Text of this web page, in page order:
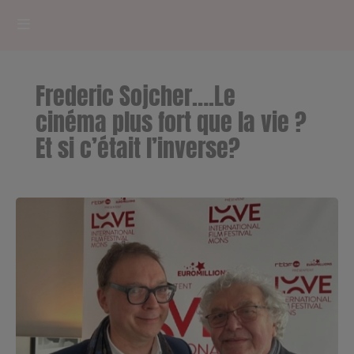
RADIOPLAYER
CK RADIO Line-up
PODCASTS
Cultur'Ciné - Jean Meurice
Contact
Frederic Sojcher….Le
cinéma plus fort que la vie ?
Et si c’était l’inverse?